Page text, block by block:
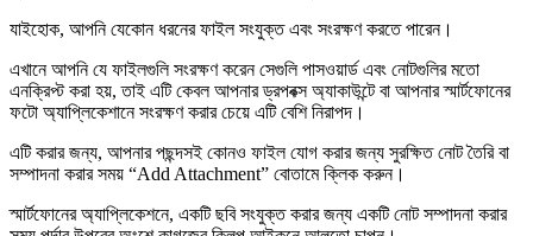
যাইহোক, আপনি যেকোন ধরনের ফাইল সংযুক্ত এবং সংরক্ষণ করতে পারেন।
এখানে আপনি যে ফাইলগুলি সংরক্ষণ করেন সেগুলি পাসওয়ার্ড এবং নোটগুলির মতো
এনক্রিপ্ট করা হয়, তাই এটি কেবল আপনার ড্রপবক্স অ্যাকাউন্টে বা আপনার স্মার্টফোনের
ফটো অ্যাপ্লিকেশানে সংরক্ষণ করার চেয়ে এটি বেশি নিরাপদ।
এটি করার জন্য, আপনার পছন্দসই কোনও ফাইল যোগ করার জন্য সুরক্ষিত নোট তৈরি বা
সম্পাদনা করার সময় “Add Attachment” বোতামে ক্লিক করুন।
স্মার্টফোনের অ্যাপ্লিকেশনে, একটি ছবি সংযুক্ত করার জন্য একটি নোট সম্পাদনা করার